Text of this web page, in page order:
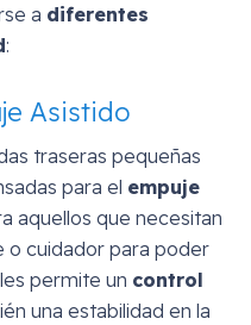
a diferentes
:
Asistido
traseras pequeñas
para el empuje
aquellos que necesitan
o cuidador para poder
permite un control
una estabilidad en la